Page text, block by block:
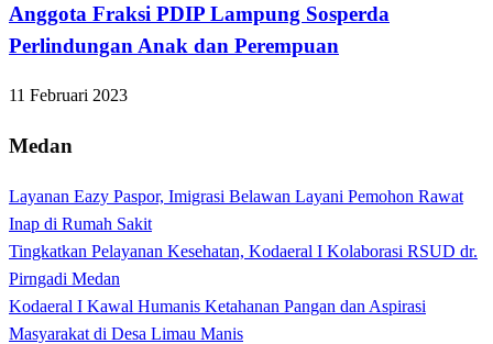
Anggota Fraksi PDIP Lampung Sosperda
Perlindungan Anak dan Perempuan
11 Februari 2023
Medan
Layanan Eazy Paspor, Imigrasi Belawan Layani Pemohon Rawat
Inap di Rumah Sakit
Tingkatkan Pelayanan Kesehatan, Kodaeral I Kolaborasi RSUD dr.
Pirngadi Medan‎
Kodaeral I Kawal Humanis Ketahanan Pangan dan Aspirasi
Masyarakat di Desa Limau Manis